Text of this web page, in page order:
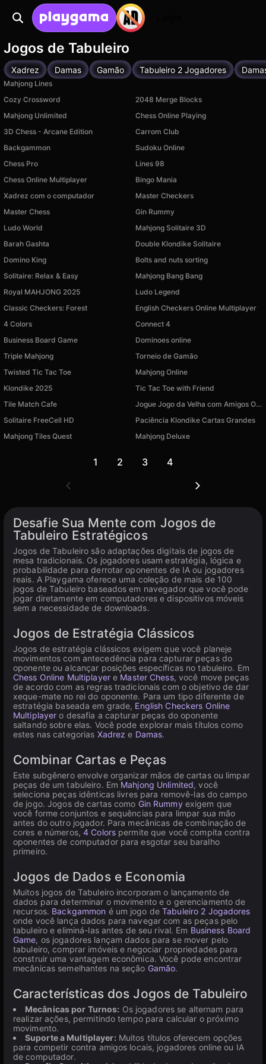
Jogos de Tabuleiro
Xadrez Damas Gamão Tabuleiro 2 Jogadores
Mahjong Lines
Cozy Crossword
2048 Merge Blocks
Mahjong Unlimited
Chess Online Playing
3D Chess - Arcane Edition
Carrom Club
Backgammon
Sudoku Online
Chess Pro
Lines 98
Chess Online Multiplayer
Bingo Mania
Xadrez com o computador
Master Checkers
Master Chess
Gin Rummy
Ludo World
Mahjong Solitaire 3D
Barah Gashta
Double Klondike Solitaire
Domino King
Bolts and nuts sorting
Solitaire: Relax & Easy
Mahjong Bang Bang
Royal MAHJONG 2025
Ludo Legend
Classic Checkers: Forest
English Checkers Online Multiplayer
4 Colors
Connect 4
Business Board Game
Dominoes online
Triple Mahjong
Torneio de Gamão
Twisted Tic Tac Toe
Mahjong Online
Klondike 2025
Tic Tac Toe with Friend
Tile Match Cafe
Jogue Jogo da Velha com Amigos Online
Solitaire FreeCell HD
Paciência Klondike Cartas Grandes
Mahjong Tiles Quest
Mahjong Deluxe
1 2 3 4
Desafie Sua Mente com Jogos de
Tabuleiro Estratégicos
Jogos de Tabuleiro são adaptações digitais de jogos de
mesa tradicionais. Os jogadores usam estratégia, lógica e
probabilidade para derrotar oponentes de IA ou jogadores
reais. A Playgama oferece uma coleção de mais de 100
jogos de Tabuleiro baseados em navegador que você pode
jogar diretamente em computadores e dispositivos móveis
sem a necessidade de downloads.
Jogos de Estratégia Clássicos
Jogos de estratégia clássicos exigem que você planeje
movimentos com antecedência para capturar peças do
oponente ou alcançar posições específicas no tabuleiro. Em
Chess Online Multiplayere Master Chess, você move peças
de acordo com as regras tradicionais com o objetivo de dar
xeque-mate no rei do oponente. Para um tipo diferente de
estratégia baseada em grade, English Checkers Online
Multiplayer o desafia a capturar peças do oponente
saltando sobre elas. Você pode explorar mais títulos como
estes nas categorias Xadrez e Damas.
Combinar Cartas e Peças
Este subgênero envolve organizar mãos de cartas ou limpar
peças de um tabuleiro. Em Mahjong Unlimited, você
seleciona peças idênticas livres para removê-las do campo
de jogo. Jogos de cartas como Gin Rummyexigem que
você forme conjuntos e sequências para limpar sua mão
antes do outro jogador. Para mecânicas de combinação de
cores e números,4 Colors permite que você compita contra
oponentes de computador para esgotar seu baralho
primeiro.
Jogos de Dados e Economia
Muitos jogos de Tabuleiro incorporam o lançamento de
dados para determinar o movimento e o gerenciamento de
recursos. Backgammon é um jogo deTabuleiro 2 Jogadores
onde você lança dados para navegar com as peças pelo
tabuleiro e eliminá-las antes de seu rival. Em Business Board
Game, os jogadores lançam dados para se mover pelo
tabuleiro, comprar imóveis e negociar propriedades para
construir uma vantagem econômica. Você pode encontrar
mecânicas semelhantes na seção Gamão.
Características dos Jogos de Tabuleiro
Mecânicas por Turnos: Os jogadores se alternam para
realizar ações, permitindo tempo para calcular o próximo
movimento.
Suporte a Multiplayer: Muitos títulos oferecem opções
para competir contra amigos locais, jogadores online ou IA
de computador.